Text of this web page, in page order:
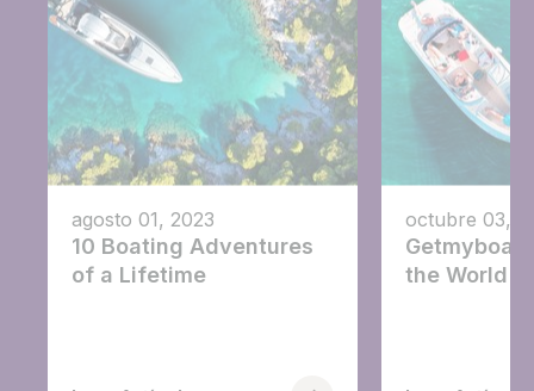
agosto 01, 2023
10 Boating Adventures
of a Lifetime
octubre 03,
the World